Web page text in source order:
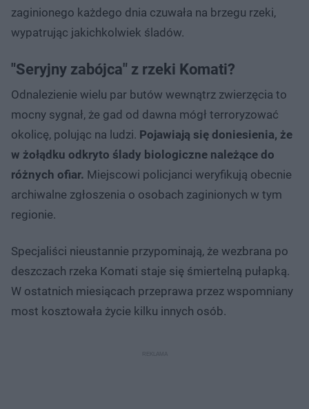
zaginionego każdego dnia czuwała na brzegu rzeki,
wypatrując jakichkolwiek śladów.
"Seryjny zabójca" z rzeki Komati?
Odnalezienie wielu par butów wewnątrz zwierzęcia to
mocny sygnał, że gad od dawna mógł terroryzować
okolicę, polując na ludzi. Pojawiają się doniesienia, że
w żołądku odkryto ślady biologiczne należące do
różnych ofiar. Miejscowi policjanci weryfikują obecnie
archiwalne zgłoszenia o osobach zaginionych w tym
regionie.
Specjaliści nieustannie przypominają, że wezbrana po
deszczach rzeka Komati staje się śmiertelną pułapką.
W ostatnich miesiącach przeprawa przez wspomniany
most kosztowała życie kilku innych osób.